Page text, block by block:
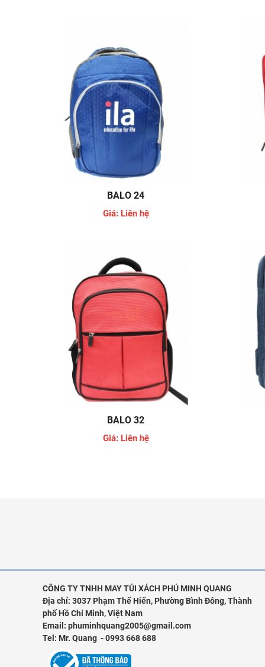
BALO 24
Giá: Liên hệ
BALO 32
Giá: Liên hệ
CÔNG TY TNHH MAY TÚI XÁCH PHÚ MINH QUANG
Địa chỉ: 3037 Phạm Thế Hiển, Phường Bình Đông, Thành
phố Hồ Chí Minh, Việt Nam
Email: phuminhquang2005@gmail.com
Tel: Mr. Quang - 0993 668 688